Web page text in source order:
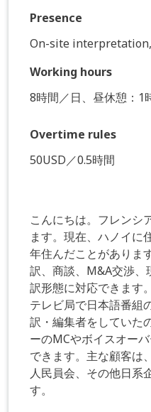
Presence
On-site
Working hours
8時間／日、昼休憩：1
Overtime rules
50USD／0.5時間
こんにちは。フレンシ
ます。現在、ハノイに
年住んだことがありま
訳、商談、M&A交渉、
訳形態に対応できます
テレビ局で日本語番組
訳・編集者をしていた
ーのMCやボイスオー
できます。主な顧客は
人民員会、その他日系
す。